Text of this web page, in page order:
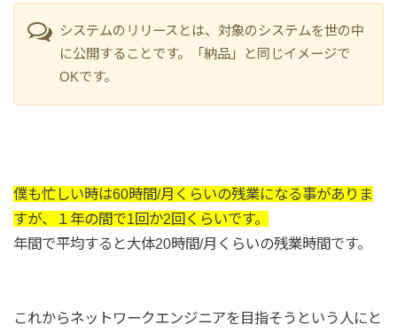
システムのリリースとは、対象のシステムを世の中
に公開することです。「納品」と同じイメージで
OKです。
僕も忙しい時は60時間/月くらいの残業になる事がありま
すが、１年の間で1回か2回くらいです。
年間で平均すると大体20時間/月くらいの残業時間です。
これからネットワークエンジニアを目指そうという人にと